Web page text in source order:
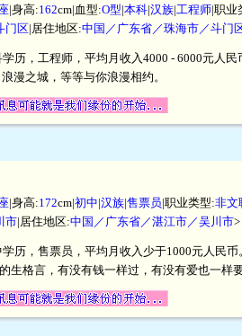
|身高:162cm|血型:O型|本科|汉族|工程师|职业
门区|居住地区:中国／广东省／珠海市／斗门
历，工程师，平均月收入4000 - 6000元人
漫之城，等等与你浪漫相约。
|身高:172cm|初中|汉族|售票员|职业类型:非文
市|居住地区:中国／广东省／湛江市／吴川市>
历，售票员，平均月收入少于1000元人民
格言，有没有钱一样过，有没有爱也一样